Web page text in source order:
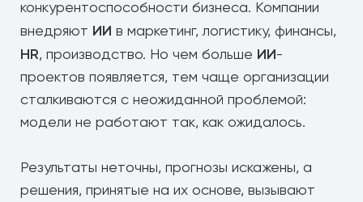
конкурентоспособности бизнеса. Компании
внедряют ИИв маркетинг, логистику, финансы,
HR, производство. Но чем больше ИИ-
проектов появляется, тем чаще организации
сталкиваются с неожиданной проблемой:
модели не работают так, как ожидалось.
Результаты неточны, прогнозы искажены, а
решения, принятые на их основе, вызывают